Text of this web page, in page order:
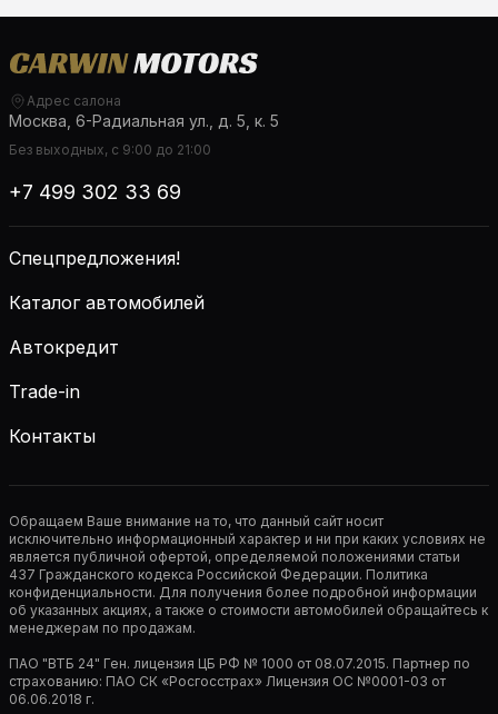
Адрес салона
Москва, 6-Радиальная ул., д. 5, к. 5
Без выходных, с 9:00 до 21:00
+7 499 302 33 69
Спецпредложения!
Каталог автомобилей
Автокредит
Trade-in
Контакты
Обращаем Ваше внимание на то, что данный сайт носит
исключительно информационный характер и ни при каких условиях не
является публичной офертой, определяемой положениями статьи
437 Гражданского кодекса Российской Федерации. Политика
конфиденциальности. Для получения более подробной информации
об указанных акциях, а также о стоимости автомобилей обращайтесь к
менеджерам по продажам.
ПАО "ВТБ 24" Ген. лицензия ЦБ РФ № 1000 от 08.07.2015. Партнер по
страхованию: ПАО СК «Росгосстрах» Лицензия ОС №0001-03 от
06.06.2018 г.